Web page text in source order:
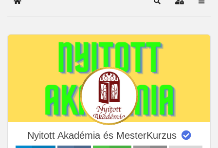
Főoldal Keresés
Nyitott Akadémia és MesterKurzus